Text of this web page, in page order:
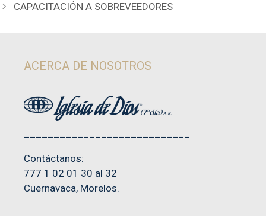
CAPACITACIÓN A SOBREVEEDORES
ACERCA DE NOSOTROS
Contáctanos:
777 1 02 01 30 al 32
Cuernavaca, Morelos.